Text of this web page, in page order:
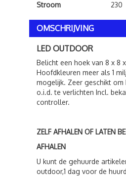
Stroom
230
OMSCHRIJVING
LED OUTDOOR
Belicht een hoek van 8 x 8
Hoofdkleuren meer als 1
mogelijk. Zeer geschikt om
o.i.d. te verlichten Incl.
controller.
ZELF AFHALEN OF LATEN
AFHALEN
U kunt de gehuurde
outdoor,1 dag voor de